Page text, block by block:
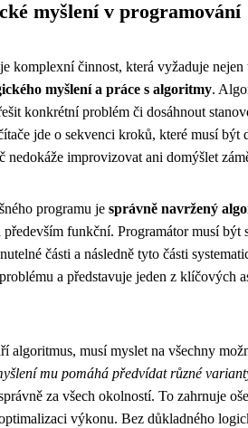
myšlení v programování
komplexní činnost, která vyžaduje nejen
myšlení a práce s algoritmy.
konkrétní problém či dosáhnout
jde o sekvenci kroků, které musí být
nedokáže improvizovat ani domýšlet
programu je správně navržený
funkční. Programátor musí být
části a následně tyto části
a představuje jeden z klíčových
algoritmus, musí myslet na všechny
mu pomáhá předvídat různé
za všech okolností. To zahrnuje
výkonu. Bez důkladného